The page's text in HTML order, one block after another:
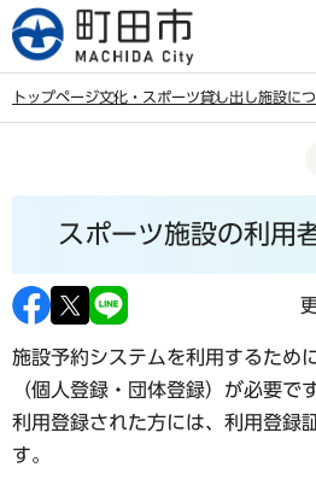
こ
の
す
トップページ文化・スポーツ貸し出し施設に
ら
スポーツ施設の利用
施設予約システムを利用するため
（個人登録 ・ 団体登録）が必要です
利用登録された方には、利用登録
す。